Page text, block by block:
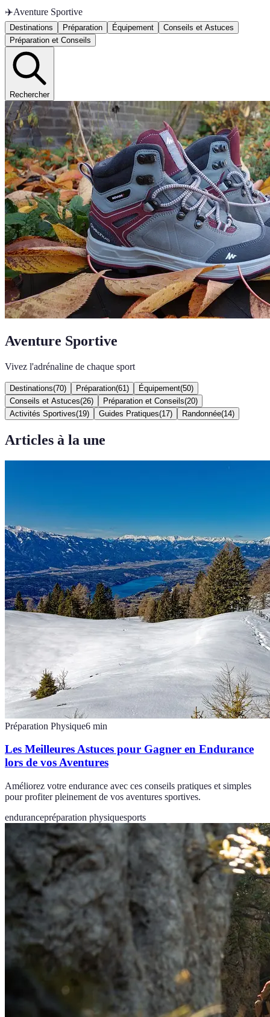
✈️Aventure Sportive
Destinations Préparation Équipement
Conseils et Astuces
Préparation et Conseils
Rechercher
Aventure Sportive
Vivez l'adrénaline de chaque sport
Destinations(70) Préparation(61 ) Équipement(50)
Conseils et Astuces(26) Préparation et Conseils(20)
Activités Sportives(19) Guides Pratiques(17) Randonnée(14)
Articles à la une
Préparation Physique6 min
Les Meilleures Astuces pour Gagner en Endurance
lors de vos Aventures
Améliorez votre endurance avec ces conseils pratiques et simples
pour profiter pleinement de vos aventures sportives.
endurancepréparation physiquesports